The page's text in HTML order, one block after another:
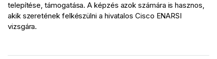
telepítése, támogatása. A képzés azok számára is hasznos,
akik szeretének felkészülni a hivatalos Cisco ENARSI
vizsgára.